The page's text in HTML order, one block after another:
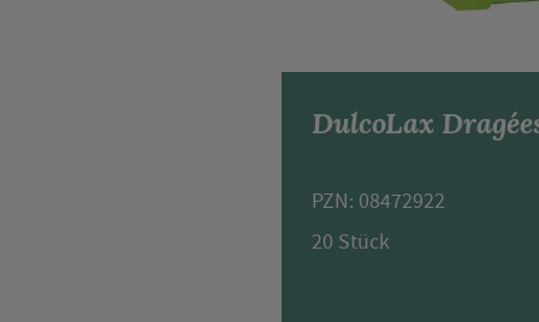
DulcoLax
PZN: 08472922
20 Stück